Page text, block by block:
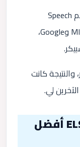
التطبيق بيستخدم تقنية التعرف على الكلام Speech
Recognition اللي اتطورت في معاهد MIT وGoogle،
كانت
لي.
إيه اللي بيخلي ELSA Speak أفضل